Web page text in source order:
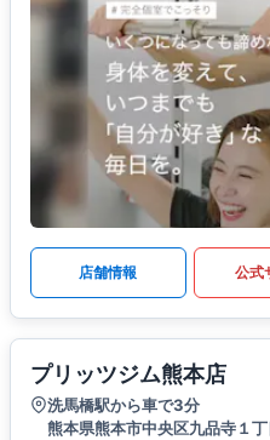
店舗情報 公式
プリッツジム熊本店
洗馬橋駅から車で3分
熊本県熊本市中央区九品寺１